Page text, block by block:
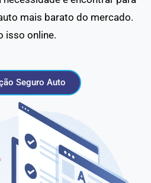
mais barato do mercado.
isso online.
Seguro Auto